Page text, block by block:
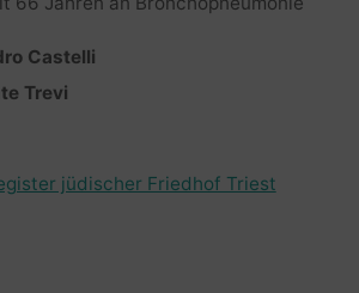
Castelli
Trevi
jüdischer Friedhof Triest